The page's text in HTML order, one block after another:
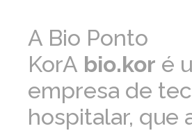
A Bio Ponto
KorA bio.kor é
empresa de
hospitalar, que